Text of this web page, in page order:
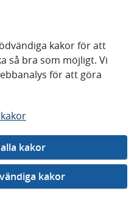
kakor för att
så bra som möjligt. Vi
för att göra